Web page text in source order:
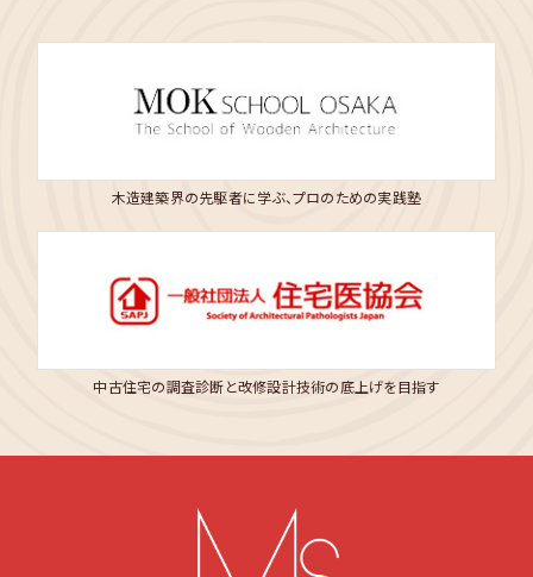
木造建築界の先駆者に学ぶ、プロのための実践塾
中古住宅の調査診断と改修設計技術の底上げを目指す